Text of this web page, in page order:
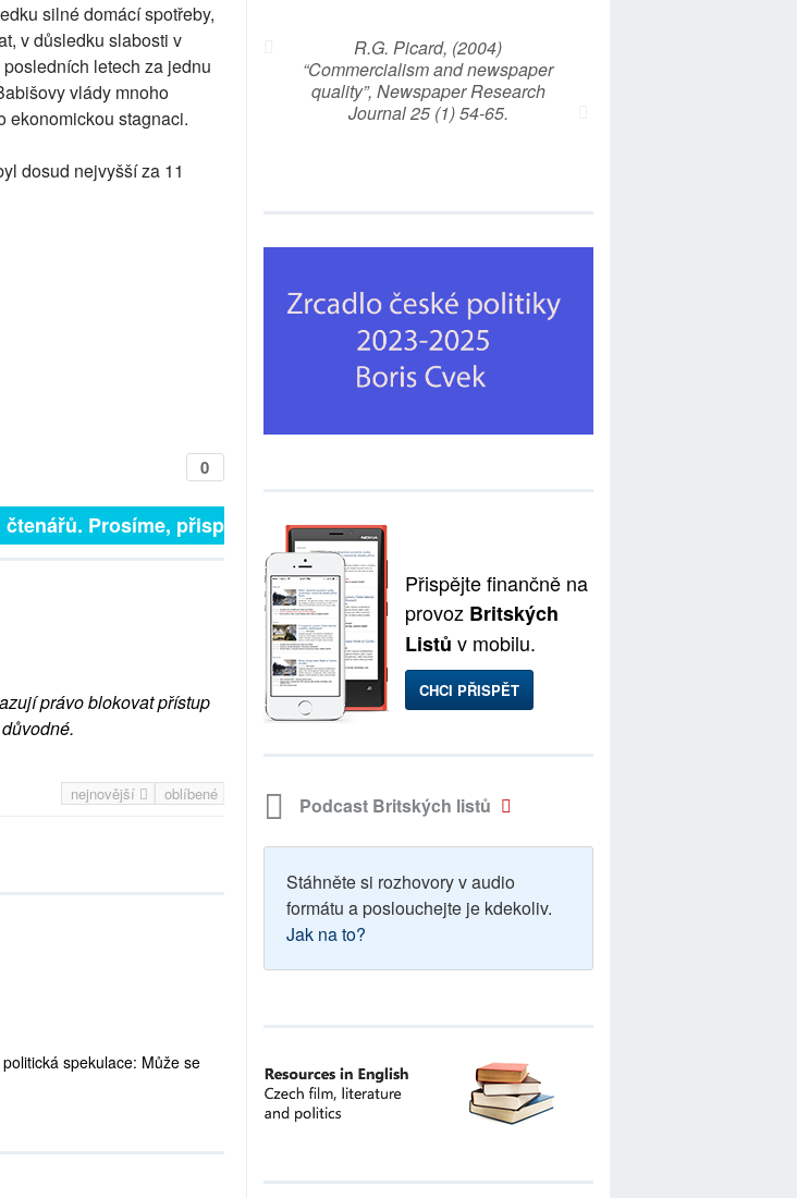
silné domácí spotřeby,
v důsledku slabosti v
letech za jednu
vlády mnoho
ekonomickou stagnaci.
dosud nejvyšší za 11
0
Prosíme, přispějte. ➥
právo blokovat přístup
nejnovější oblíbené
spekulace: Může se
R.G. Picard, (2004)
“Commercialism and newspaper
quality”, Newspaper Research
Journal 25 (1) 54-65.
Přispějte finančně na
provoz Britských
Listů v mobilu.
CHCI PŘISPĚT
Podcast Britských listů
Stáhněte si rozhovory v audio
formátu a poslouchejte je kdekoliv.
Jak na to?